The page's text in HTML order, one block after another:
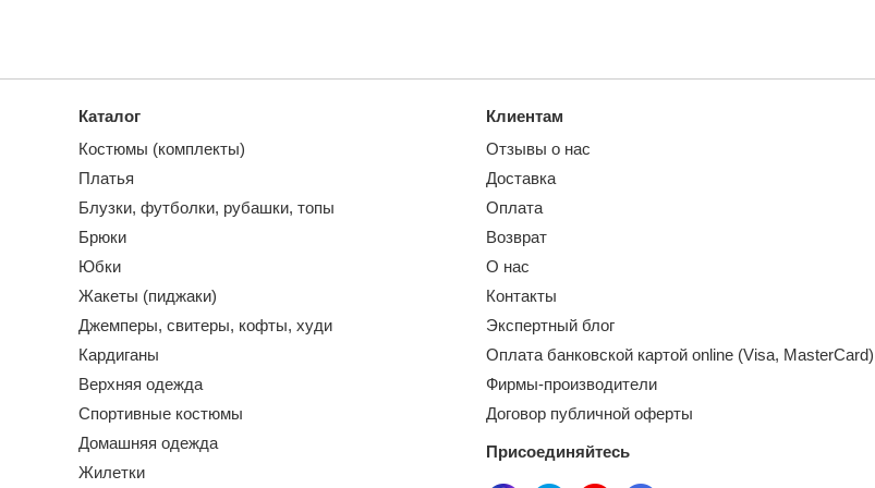
Каталог
Костюмы (комплекты)
Платья
Блузки, футболки, рубашки, топы
Брюки
Юбки
Жакеты (пиджаки)
Джемперы, свитеры, кофты, худи
Кардиганы
Верхняя одежда
Спортивные костюмы
Домашняя одежда
Жилетки
Клиентам
Отзывы о нас
Доставка
Оплата
Возврат
О нас
Контакты
Экспертный блог
Оплата банковской картой online (Visa, MasterCard)
Фирмы-производители
Договор публичной оферты
Присоединяйтесь